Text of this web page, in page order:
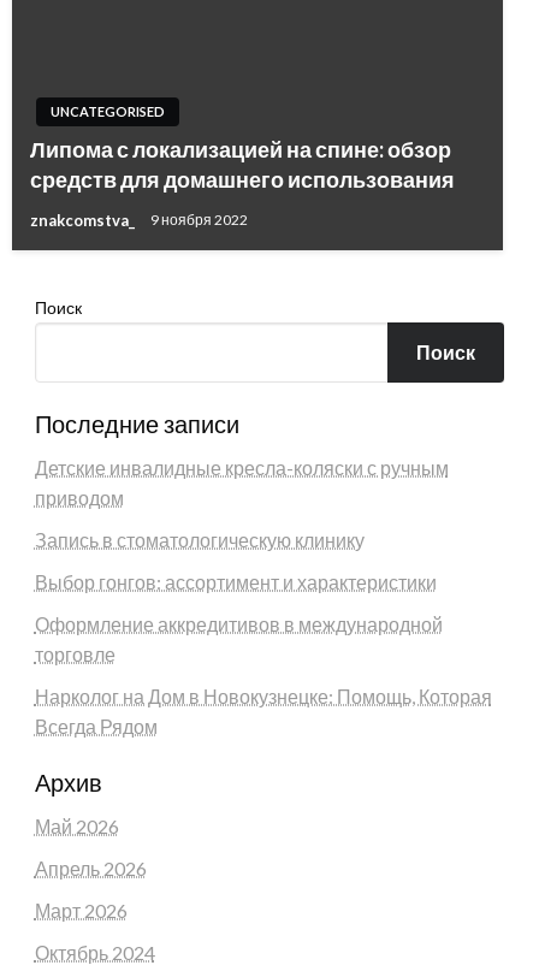
UNCATEGORISED
Липома с локализацией на спине: обзор
средств для домашнего использования
znakcomstva_ 9 ноября 2022
Поиск
Поиск
Последние записи
Детские инвалидные кресла-коляски с ручным
приводом
Запись в стоматологическую клинику
Выбор гонгов: ассортимент и характеристики
Оформление аккредитивов в международной
торговле
Нарколог на Дом в Новокузнецке: Помощь, Которая
Всегда Рядом
Архив
Май 2026
Апрель 2026
Март 2026
Октябрь 2024